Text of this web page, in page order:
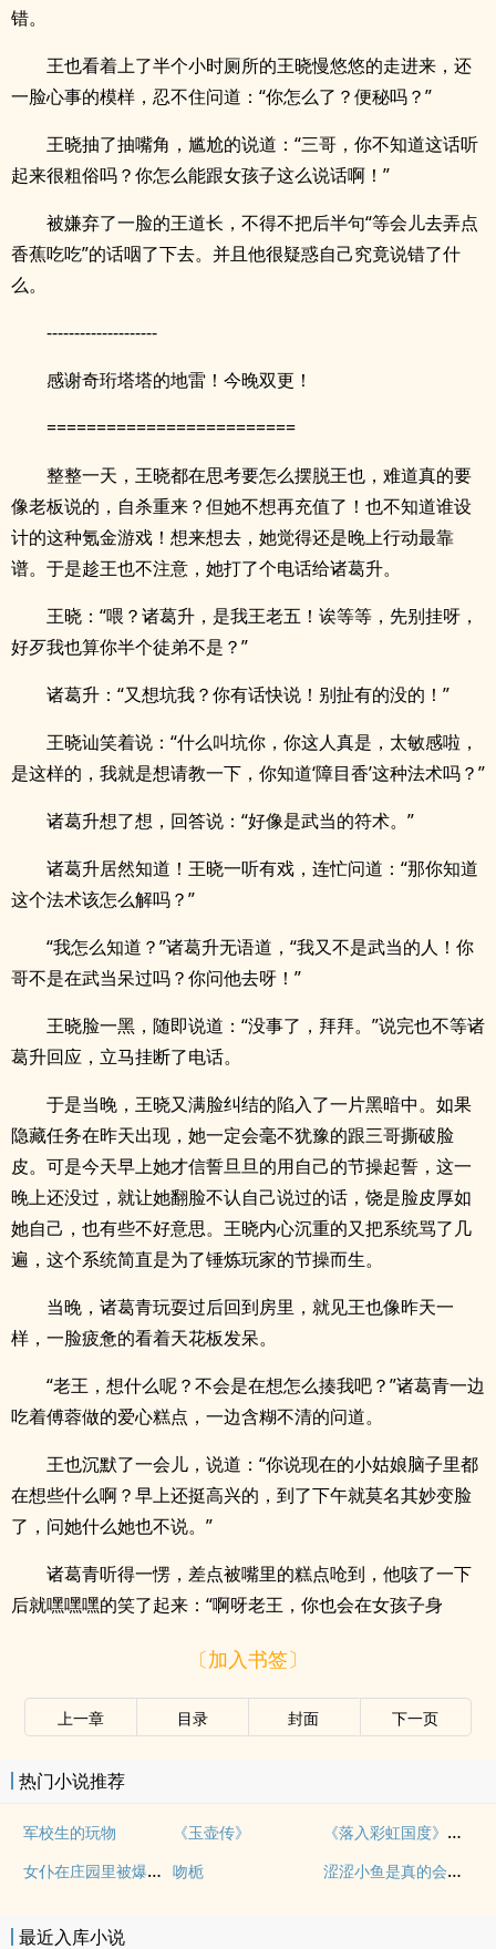
错。
王也看着上了半个小时厕所的王晓慢悠悠的走进来，还
一脸心事的模样，忍不住问道：“你怎么了？便秘吗？”
王晓抽了抽嘴角，尴尬的说道：“三哥，你不知道这话听
起来很粗俗吗？你怎么能跟女孩子这么说话啊！”
被嫌弃了一脸的王道长，不得不把后半句“等会儿去弄点
香蕉吃吃”的话咽了下去。并且他很疑惑自己究竟说错了什
么。
--------------------
感谢奇珩塔塔的地雷！今晚双更！
=========================
整整一天，王晓都在思考要怎么摆脱王也，难道真的要
像老板说的，自杀重来？但她不想再充值了！也不知道谁设
计的这种氪金游戏！想来想去，她觉得还是晚上行动最靠
谱。于是趁王也不注意，她打了个电话给诸葛升。
王晓：“喂？诸葛升，是我王老五！诶等等，先别挂呀，
好歹我也算你半个徒弟不是？”
诸葛升：“又想坑我？你有话快说！别扯有的没的！”
王晓讪笑着说：“什么叫坑你，你这人真是，太敏感啦，
是这样的，我就是想请教一下，你知道‘障目香’这种法术吗？”
诸葛升想了想，回答说：“好像是武当的符术。”
诸葛升居然知道！王晓一听有戏，连忙问道：“那你知道
这个法术该怎么解吗？”
“我怎么知道？”诸葛升无语道，“我又不是武当的人！你
哥不是在武当呆过吗？你问他去呀！”
王晓脸一黑，随即说道：“没事了，拜拜。”说完也不等诸
葛升回应，立马挂断了电话。
于是当晚，王晓又满脸纠结的陷入了一片黑暗中。如果
隐藏任务在昨天出现，她一定会毫不犹豫的跟三哥撕破脸
皮。可是今天早上她才信誓旦旦的用自己的节操起誓，这一
晚上还没过，就让她翻脸不认自己说过的话，饶是脸皮厚如
她自己，也有些不好意思。王晓内心沉重的又把系统骂了几
遍，这个系统简直是为了锤炼玩家的节操而生。
当晚，诸葛青玩耍过后回到房里，就见王也像昨天一
样，一脸疲惫的看着天花板发呆。
“老王，想什么呢？不会是在想怎么揍我吧？”诸葛青一边
吃着傅蓉做的爱心糕点，一边含糊不清的问道。
王也沉默了一会儿，说道：“你说现在的小姑娘脑子里都
在想些什么啊？早上还挺高兴的，到了下午就莫名其妙变脸
了，问她什么她也不说。”
诸葛青听得一愣，差点被嘴里的糕点呛到，他咳了一下
后就嘿嘿嘿的笑了起来：“啊呀老王，你也会在女孩子身
〔加入书签〕
上一章 目录 封面 下一页
热门小说推荐
军校生的玩物 《玉壶传》
《落入彩虹国度》穿越+西幻+言情
女仆在庄园里被爆操（上位者nph，欧式） 吻栀 涩涩小鱼是真的会被干透
最近入库小说